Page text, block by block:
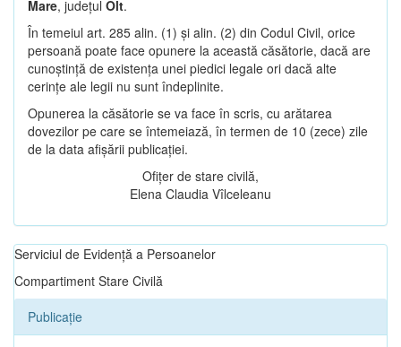
Mare, județul Olt.
În temeiul art. 285 alin. (1) și alin. (2) din Codul Civil, orice
persoană poate face opunere la această căsătorie, dacă are
cunoștință de existența unei piedici legale ori dacă alte
cerințe ale legii nu sunt îndeplinite.
Opunerea la căsătorie se va face în scris, cu arătarea
dovezilor pe care se întemeiază, în termen de 10 (zece) zile
de la data afișării publicației.
Ofițer de stare civilă,
Elena Claudia Vîlceleanu
Serviciul de Evidență a Persoanelor
Compartiment Stare Civilă
Publicație